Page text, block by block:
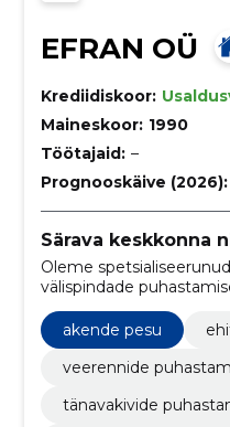
EFRAN OÜ
Krediidiskoor:
Maineskoor: 1990
Töötajaid: –
Prognooskäive (2026):
Särava keskkonna
Oleme
välispindade
kuumavee survepesu,
kvaliteetsed
ärihoonetele.
akende pesu
veerennide
tänavakivide